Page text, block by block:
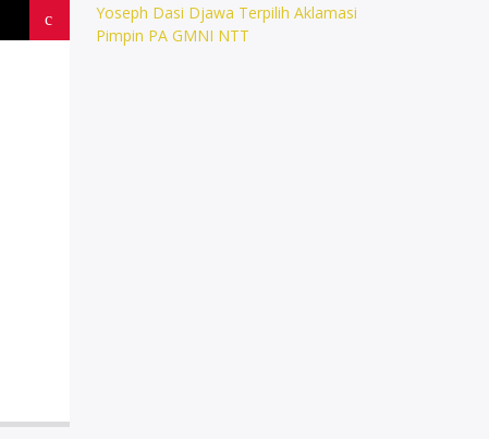
Yoseph Dasi Djawa Terpilih Aklamasi
Pimpin PA GMNI NTT